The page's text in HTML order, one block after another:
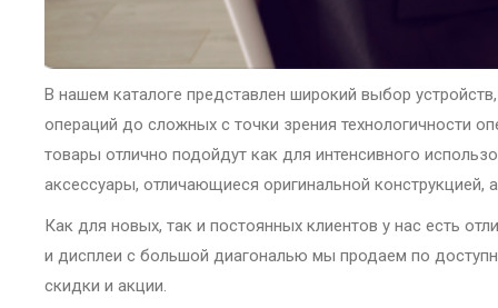
В нашем каталоге представлен широкий выбор
операций до сложных с точки зрения технологичности
товары отлично подойдут как для интенсивного
аксессуары, отличающиеся оригинальной
Как для новых, так и постоянных клиентов у нас есть
и дисплеи с большой диагональю мы продаем по
скидки и акции.